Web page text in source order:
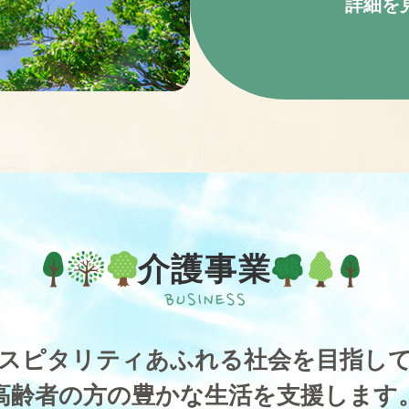
詳細を
介護事業
ピタリティあふれる社会を目指し
齢者の方の豊かな生活を支援します